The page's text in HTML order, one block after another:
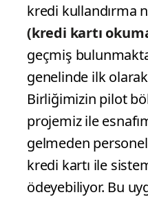
kredi kullandırma
(kredi kartı
geçmiş
genelinde ilk
Birliğimizin pilot
projemiz ile
gelmeden
kredi kartı ile
ödeyebiliyor. Bu